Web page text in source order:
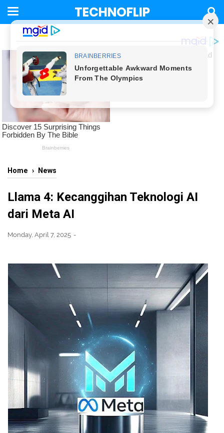
TECHNOFLIP
Home › News
Llama 4: Kecanggihan Teknologi AI
dari Meta AI
Monday, April 7, 2025